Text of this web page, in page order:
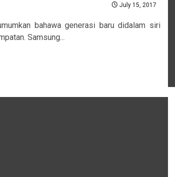
July 15, 2017
bahawa generasi baru didalam siri
Samsung...